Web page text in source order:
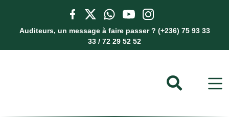
Auditeurs, un message à faire passer ? (+236) 75 93 33
33 / 72 29 52 52